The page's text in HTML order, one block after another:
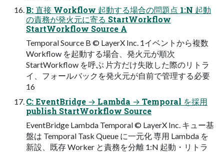
B: 直接 Workflow 起動する場合の問題点 1:N 起動
の責務が発火元に寄る StartWorkflow
StartWorkflow Source A
Temporal Source B © LayerX Inc. 1イベントから複数
Workflow を起動する場合、発火元が順次
StartWorkflow を呼ぶ 片方だけ失敗した際のリトラ
イ、フォールバックを発火元が自前で管理する必要
16
C: EventBridge → Lambda → Temporal を採用
publish StartWorkflow Source
EventBridge Lambda Temporal © LayerX Inc. キュー基
盤は Temporal Task Queue に一元化 専用 Lambda を
新設、既存 Worker と責務を分離 1:N 起動・リトラ